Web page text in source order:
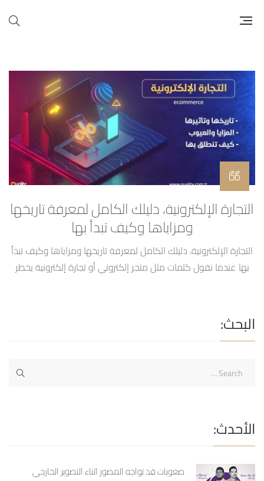
التجارة الإلكترونية، دليلك الكامل لمعرفة تاريخها
ومزاياها وكيف تبدأ بها
التجارة الإلكترونية، دليلك الكامل لمعرفة تاريخها ومزاياها وكيف تبدأ
بها عندما نقول كلمات مثل متجر إلكتروني أو تجارة إلكترونية يخطر
سنة ونستطيع تطبيقه على كل المجالات وليس فقط ما اعتدنا عليه
البحث:
الأحدث:
صعوبات قد تواجه المصور اثناء التصوير الخارجي